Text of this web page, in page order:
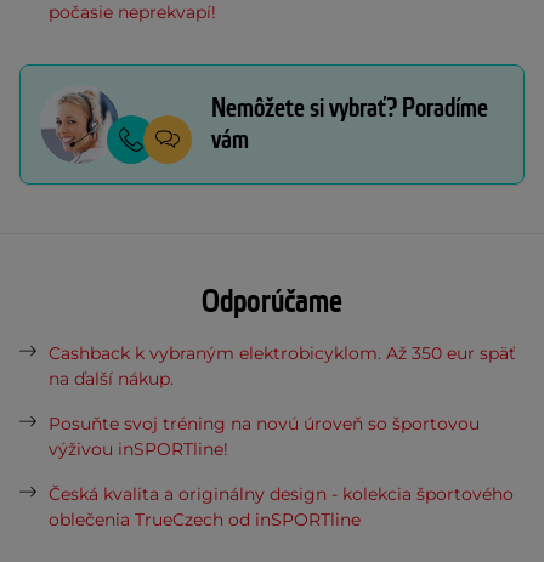
počasie neprekvapí!
Nemôžete si vybrať? Poradíme
vám
Odporúčame
Cashback k vybraným elektrobicyklom. Až 350 eur späť
na ďalší nákup.
Posuňte svoj tréning na novú úroveň so športovou
výživou inSPORTline!
Česká kvalita a originálny design - kolekcia športového
oblečenia TrueCzech od inSPORTline